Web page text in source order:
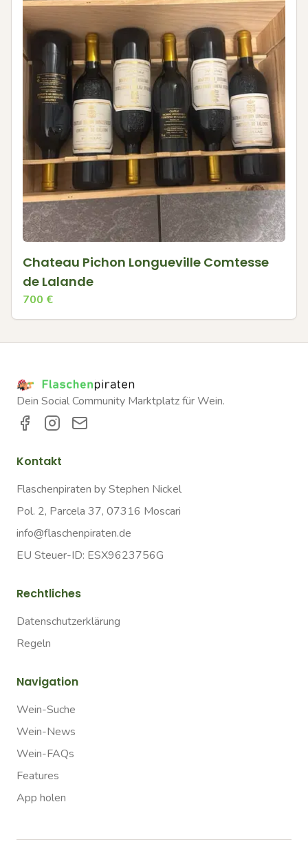
Chateau Pichon Longueville Comtesse
de Lalande
700 €
Dein Social Community Marktplatz für Wein.
Kontakt
Flaschenpiraten by Stephen Nickel
Pol. 2, Parcela 37, 07316 Moscari
info@flaschenpiraten.de
EU Steuer-ID: ESX9623756G
Rechtliches
Datenschutzerklärung
Regeln
Navigation
Wein-Suche
Wein-News
Wein-FAQs
Features
App holen